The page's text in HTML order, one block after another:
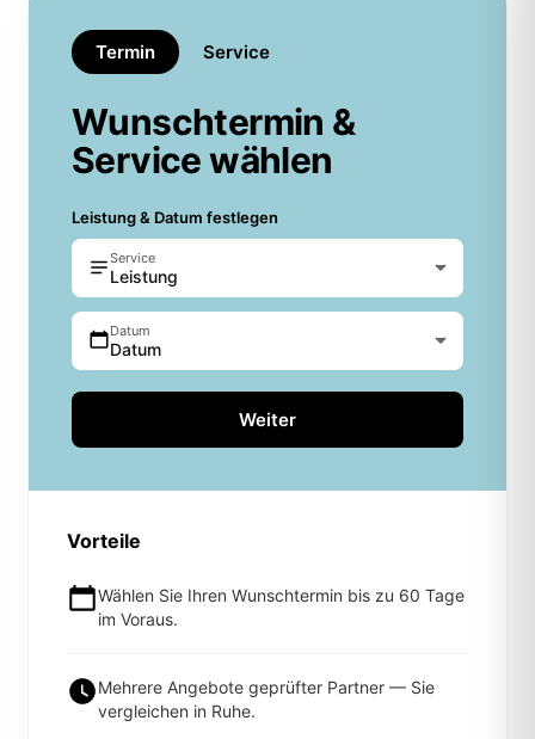
Termin Service
Wunschtermin &
Service wählen
Leistung & Datum festlegen
Service
Leistung
Datum
Datum
Weiter
Vorteile
Wählen Sie Ihren Wunschtermin bis zu 60 Tage
im Voraus.
Mehrere Angebote geprüfter Partner — Sie
vergleichen in Ruhe.